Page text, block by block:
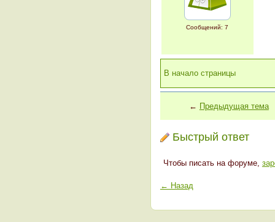
Сообщений: 7
В начало страницы
← Предыдущая тема
Быстрый ответ
Чтобы писать на форуме,
← Назад